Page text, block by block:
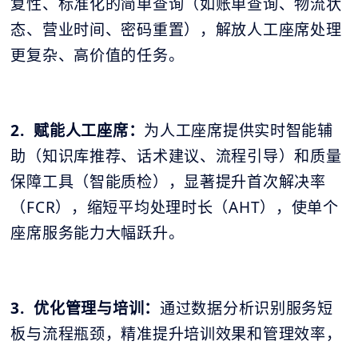
态、营业时间、密码重置），解放人工座席处理
更复杂、高价值的任务。
2. 赋能人工座席： 为人工座席提供实时智能辅
助（知识库推荐、话术建议、流程引导）和质量
保障工具（智能质检），显著提升首次解决率
（FCR），缩短平均处理时长（AHT），使单个
座席服务能力大幅跃升。
3. 优化管理与培训：通过数据分析识别服务短
板与流程瓶颈，精准提升培训效果和管理效率，